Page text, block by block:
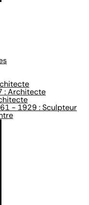
: Architecte
- 1929 : Sculpteur